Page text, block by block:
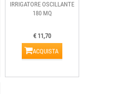
IRRIGATORE OSCILLANTE
180 MQ
€ 11,70
ACQUISTA